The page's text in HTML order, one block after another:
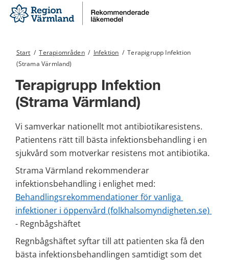
Start / Terapiområden / Infektion / Terapigrupp Infektion
(Strama Värmland)
Terapigrupp Infektion
(Strama Värmland)
Vi samverkar nationellt mot antibiotikaresistens.
Patientens rätt till bästa infektionsbehandling i en
sjukvård som motverkar resistens mot antibiotika.
Strama Värmland rekommenderar
Behandlingsrekommendationer för vanliga
- Regnbågshäftet
Regnbågshäftet syftar till att patienten ska få den
bästa infektionsbehandlingen samtidigt som det